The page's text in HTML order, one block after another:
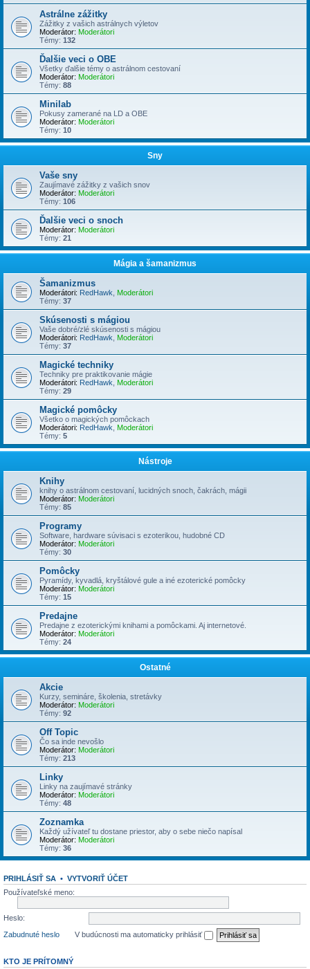
Astrálne zážitky
Zážitky z vašich astrálnych výletov
Moderátor: Moderátori
Témy: 132
Ďalšie veci o OBE
Všetky ďalšie témy o astrálnom cestovaní
Moderátor: Moderátori
Témy: 88
Minilab
Pokusy zamerané na LD a OBE
Moderátor: Moderátori
Témy: 10
Sny
Vaše sny
Zaujímavé zážitky z vašich snov
Moderátor: Moderátori
Témy: 106
Ďalšie veci o snoch
Moderátor: Moderátori
Témy: 21
Mágia a šamanizmus
Šamanizmus
Moderátori: RedHawk
Moderátori
Témy: 37
Skúsenosti s mágiou
Vaše dobré/zlé skúsenosti s mágiou
Moderátori: RedHawk
Moderátori
Témy: 37
Magické techniky
Techniky pre praktikovanie mágie
Moderátori: RedHawk
Moderátori
Témy: 29
Magické pomôcky
Všetko o magických pomôckach
Moderátori: RedHawk Moderátori
Témy: 5
Nástroje
Knihy
knihy o astrálnom cestovaní, lucidných snoch, čakrách, mágii
Moderátor: Moderátori
Témy: 85
Programy
Software, hardware súvisaci s ezoterikou, hudobné CD
Moderátor: Moderátori
Témy: 30
Pomôcky
Pyramídy, kyvadlá, kryštálové gule a iné ezoterické pomôcky
Moderátor: Moderátori
Témy: 15
Predajne
Predajne z ezoterickými knihami a pomôckami. Aj internetové.
Moderátor: Moderátori
Témy: 24
Ostatné
Akcie
Kurzy, semináre, školenia, stretávky
Moderátor: Moderátori
Témy: 92
Off Topic
Čo sa inde nevošlo
Moderátor: Moderátori
Témy: 213
Linky
Linky na zaujímavé stránky
Moderátor: Moderátori
Témy: 48
Zoznamka
Každý užívateľ tu dostane priestor, aby o sebe niečo napísal
Moderátor: Moderátori
Témy: 36
PRIHLÁSIŤ SA • VYTVORIŤ ÚČET
Používateľské meno:
Heslo:
Zabudnuté heslo
V budúcnosti ma automaticky prihlásiť
KTO JE PRÍTOMNÝ